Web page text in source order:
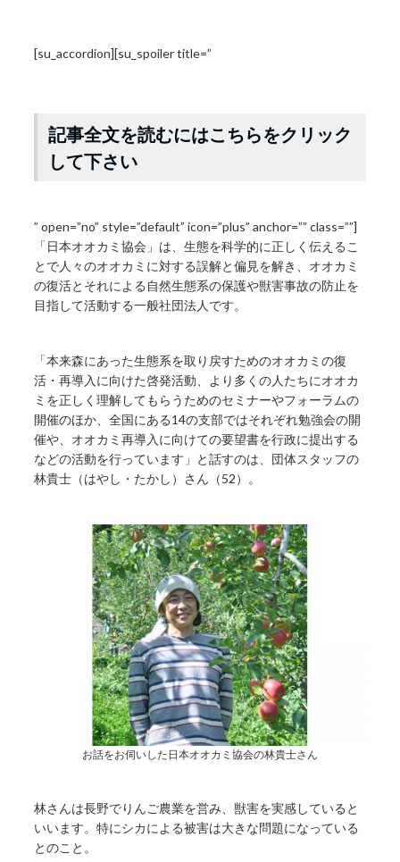
[su_accordion][su_spoiler title=”
記事全文を読むにはこちらをクリック
して下さい
” open=”no” style=”default” icon=”plus” anchor=”” class=””]
「日本オオカミ協会」は、生態を科学的に正しく伝えるこ
とで人々のオオカミに対する誤解と偏見を解き、オオカミ
の復活とそれによる自然生態系の保護や獣害事故の防止を
目指して活動する一般社団法人です。
「本来森にあった生態系を取り戻すためのオオカミの復
活・再導入に向けた啓発活動、より多くの人たちにオオカ
ミを正しく理解してもらうためのセミナーやフォーラムの
開催のほか、全国にある14の支部ではそれぞれ勉強会の開
催や、オオカミ再導入に向けての要望書を行政に提出する
などの活動を行っています」と話すのは、団体スタッフの
林貴士（はやし・たかし）さん（52）。
お話をお伺いした日本オオカミ協会の林貴士さん
林さんは長野でりんご農業を営み、獣害を実感していると
いいます。特にシカによる被害は大きな問題になっている
とのこと。